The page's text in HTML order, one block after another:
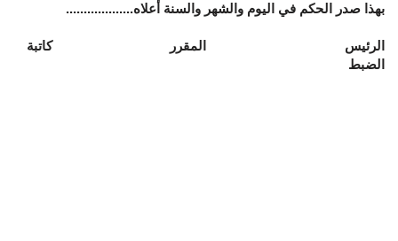
بهذا صدر الحكم في اليوم والشهر والسنة أعلاه...................
الرئيس المقرر كاتبة
الضبط